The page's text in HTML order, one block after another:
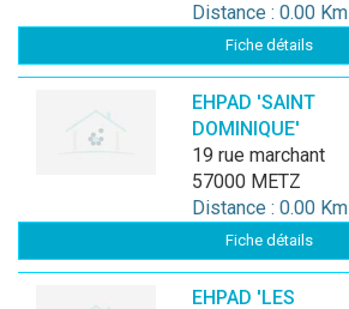
Distance : 0.00 Km
Fiche détails
EHPAD 'SAINT
DOMINIQUE'
19 rue marchant
57000 METZ
Distance : 0.00 Km
Fiche détails
EHPAD 'LES